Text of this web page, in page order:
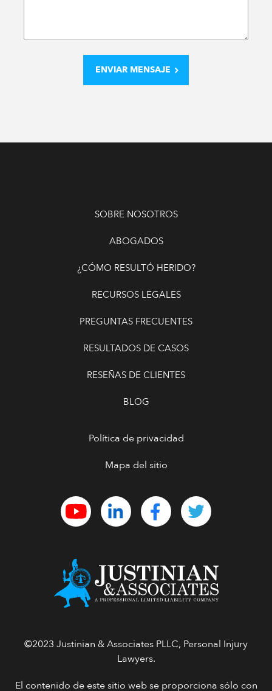
SOBRE NOSOTROS
ABOGADOS
¿CÓMO RESULTÓ HERIDO?
RECURSOS LEGALES
PREGUNTAS FRECUENTES
RESULTADOS DE CASOS
RESEÑAS DE CLIENTES
BLOG
Política de privacidad
Mapa del sitio
©2023 Justinian & Associates PLLC, Personal Injury
Lawyers.
El contenido de este sitio web se proporciona sólo con